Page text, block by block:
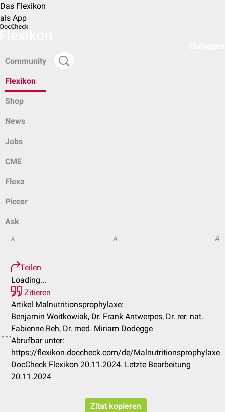
Das Flexikon
als App
Community
Flexikon
Shop
News
Jobs
CME
Flexa
Piccer
Ask
A A A
Teilen
Loading...
Zitieren
Artikel Malnutritionsprophylaxe:
Benjamin Woitkowiak, Dr. Frank Antwerpes, Dr. rer. nat.
Fabienne Reh, Dr. med. Miriam Dodegge
Abrufbar unter:
https://flexikon.doccheck.com/de/Malnutritionsprophylaxe
DocCheck Flexikon 20.11.2024. Letzte Bearbeitung
20.11.2024
Zitat kopieren